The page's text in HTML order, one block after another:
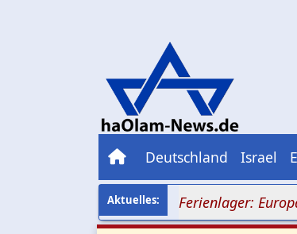
Deutschland Israel
vor jüdischem Ferienlager: Europa hat